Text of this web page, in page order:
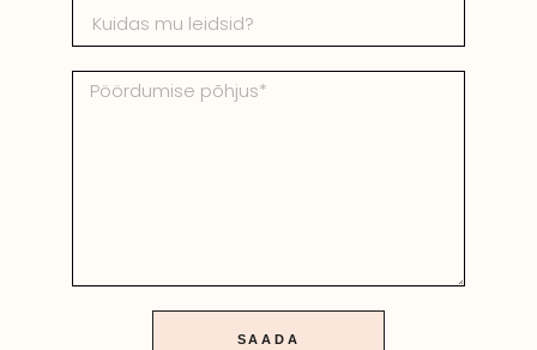
SAADA